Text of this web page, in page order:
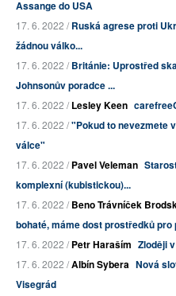
Assange do USA
17. 6. 2022 /Ruská agrese proti
žádnou válko...
17. 6. 2022 /Británie: Uprostřed
Johnsonův poradce ...
17. 6. 2022 /Lesley Keen
17. 6. 2022 /"Pokud to nevezmete
válce"
17. 6. 2022 /Pavel Veleman
komplexní (kubistickou)...
17. 6. 2022 /Beno Trávníček
bohaté, máme dost prostředků pro
17. 6. 2022 /Petr Haraším Zloději
17. 6. 2022 /Albín Sybera Nová
Visegrád